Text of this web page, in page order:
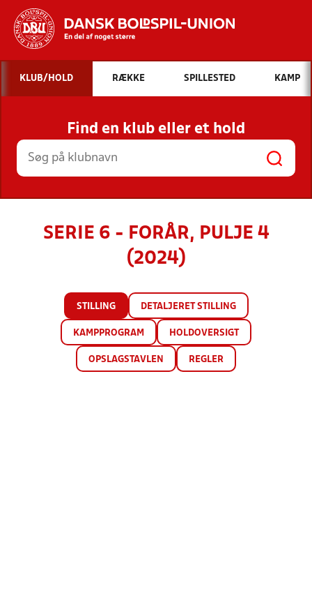
Hvad vil du søge efter?
INDHOLD OG NYHEDER
STILLINGER, RESULTATER, KLUBBER OG
HOLD
KLUB/HOLD RÆKKE SPILLESTED KAMP
Find en klub eller et hold
SERIE 6 - FORÅR, PULJE 4
(2024)
STILLING DETALJERET STILLING
KAMPPROGRAM HOLDOVERSIGT
OPSLAGSTAVLEN REGLER